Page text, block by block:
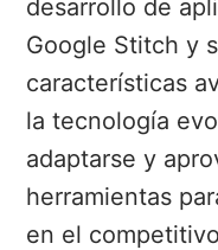
desarrollo de
Google Stitch y
características
la tecnología
adaptarse y
herramientas
en el